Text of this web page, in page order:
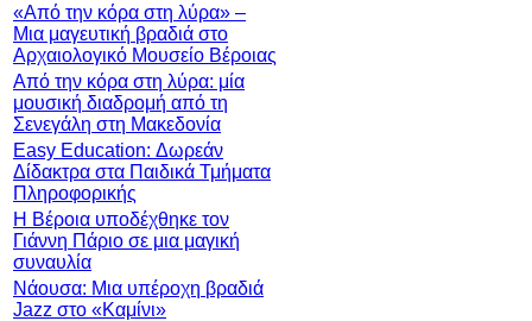
«Από την κόρα στη λύρα» –
Μια μαγευτική βραδιά στο
Αρχαιολογικό Μουσείο Βέροιας
Από την κόρα στη λύρα: μία
μουσική διαδρομή από τη
Σενεγάλη στη Μακεδονία
Easy Education: Δωρεάν
Δίδακτρα στα Παιδικά Τμήματα
Πληροφορικής
Η Βέροια υποδέχθηκε τον
Γιάννη Πάριο σε μια μαγική
συναυλία
Νάουσα: Μια υπέροχη βραδιά
Jazz στο «Καμίνι»